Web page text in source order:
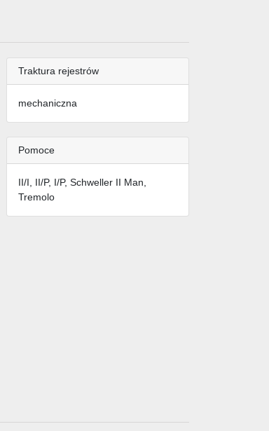
Traktura rejestrów
mechaniczna
Pomoce
II/I, II/P, I/P, Schweller II Man,
Tremolo